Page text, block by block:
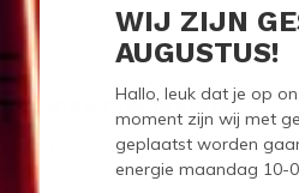
WIJ ZIJN
AUGUSTUS!
Hallo, leuk dat je op
moment zijn wij met
geplaatst worden
energie maandag 10-
onze nieuwsbrief
aanbiedingen en promoties